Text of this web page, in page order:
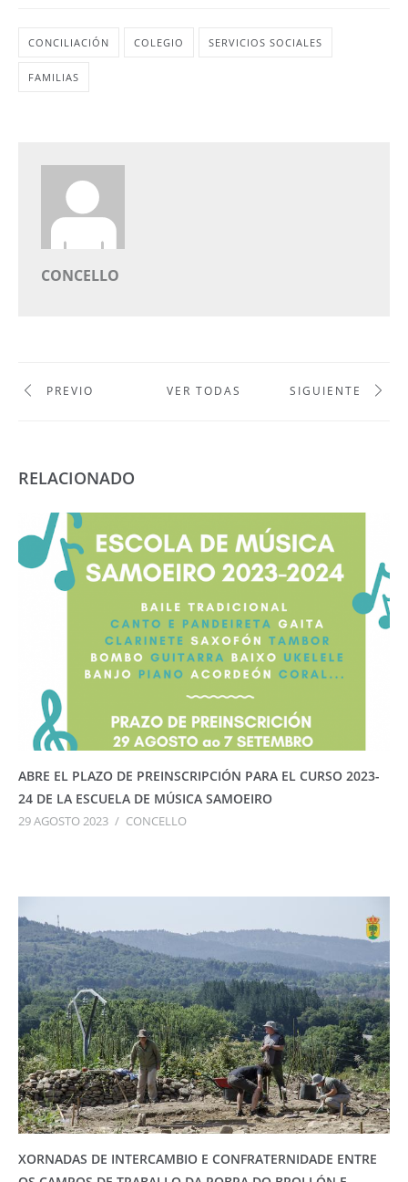
CONCILIACIÓN COLEGIO SERVICIOS SOCIALES
FAMILIAS
CONCELLO
PREVIO VER TODAS SIGUIENTE
RELACIONADO
ABRE EL PLAZO DE PREINSCRIPCIÓN PARA EL CURSO 2023-
24 DE LA ESCUELA DE MÚSICA SAMOEIRO
29 AGOSTO 2023 / CONCELLO
XORNADAS DE INTERCAMBIO E CONFRATERNIDADE ENTRE